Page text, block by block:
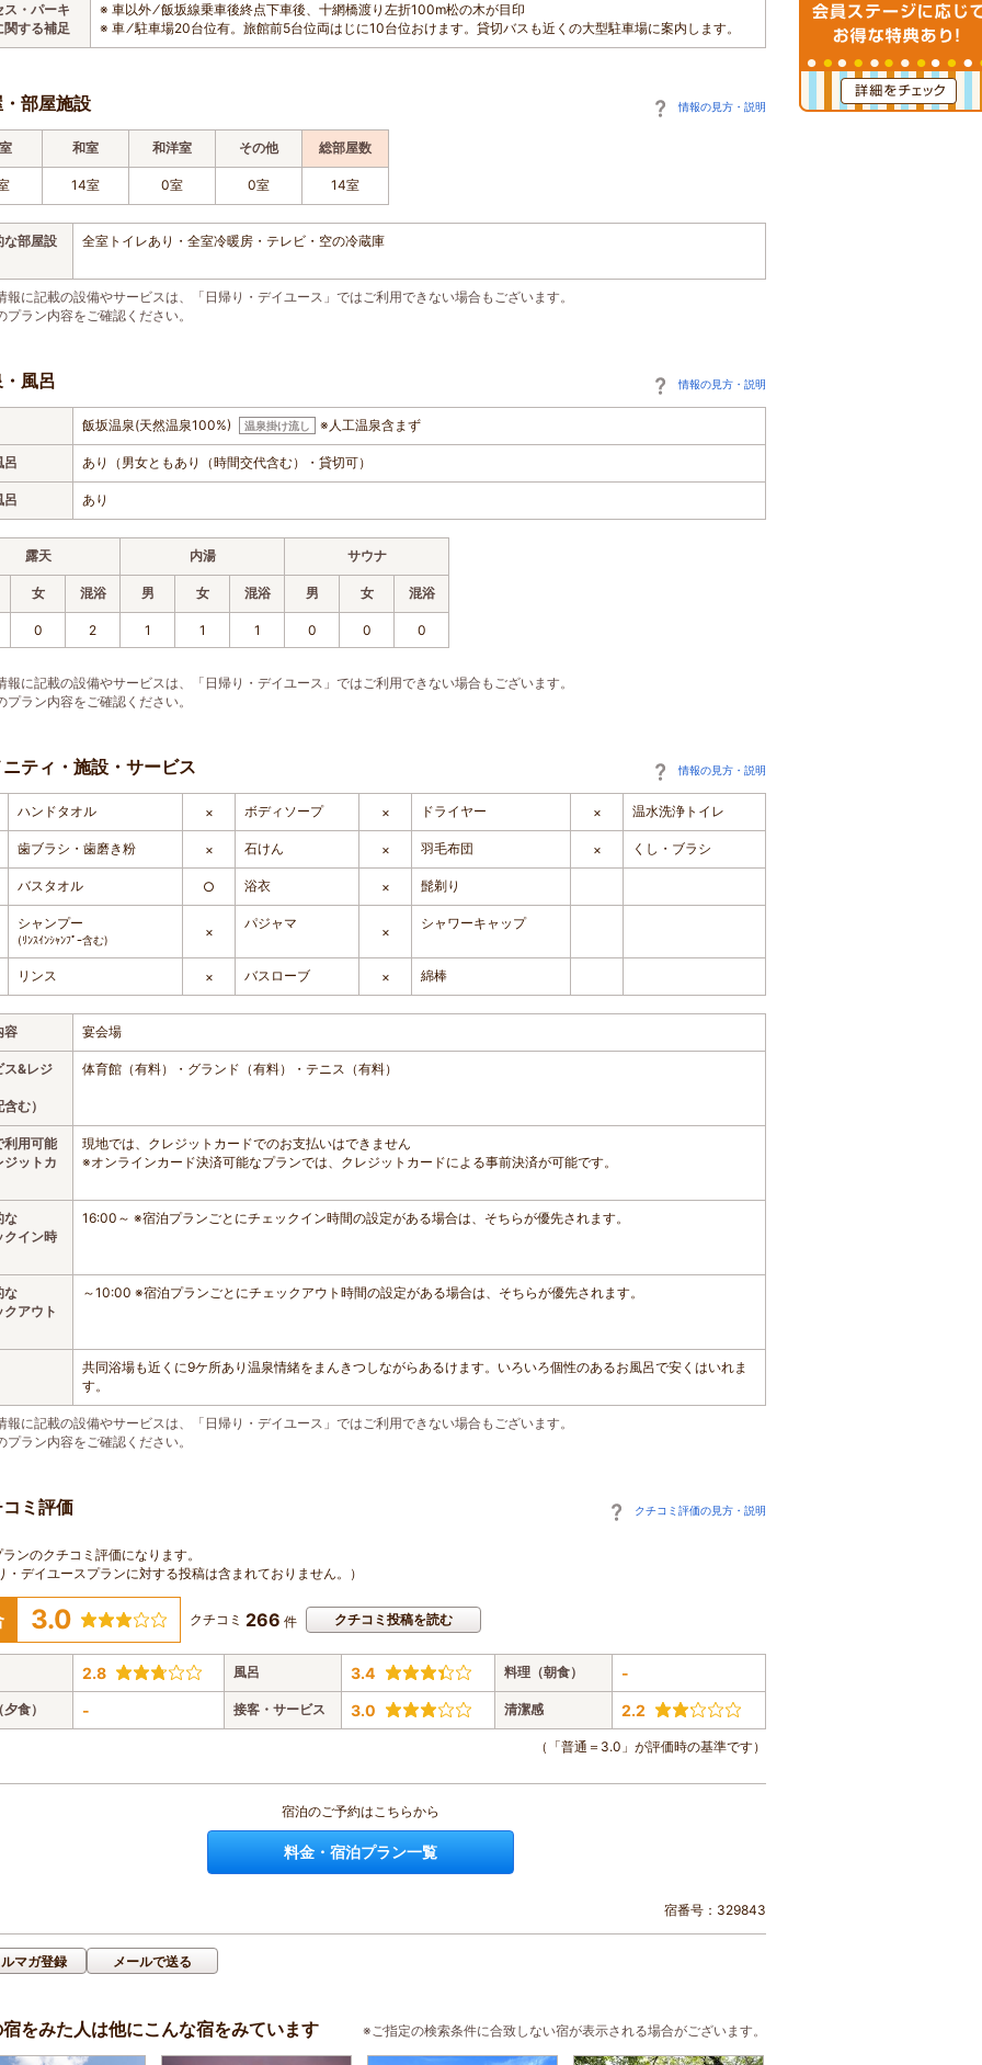
ス・パーキ
関する補足
※ 車以外 ⁄ 飯坂線乗車後終点下車後、十網橋渡り左折100m松の木が目印
※ 車 ⁄ 駐車場20台位有。旅館前5台位両はじに10台位おけます。貸切バスも近くの大型駐車場に案内します。
部屋施設 情報の見方・説明
和室 和洋室 その他 総部屋数
14室 0室 0室 14室
な部屋設
全室トイレあり・全室冷暖房・テレビ・空の冷蔵庫
報に記載の設備やサービスは、「日帰り・デイユース」ではご利用できない場合もございます。
プラン内容をご確認ください。
風呂 情報の見方・説明
飯坂温泉(天然温泉100%) 温泉掛け流し ※人工温泉含まず
呂 あり（男女ともあり（時間交代含む）・貸切可）
呂 あり
露天 内湯 サウナ
女 混浴 男 女 混浴 男 女 混浴
0 2 1 1 1 0 0 0
報に記載の設備やサービスは、「日帰り・デイユース」ではご利用できない場合もございます。
プラン内容をご確認ください。
ティ・施設・サービス 情報の見方・説明
ハンドタオル × ボディソープ × ドライヤー × 温水洗浄トイレ
歯ブラシ・歯磨き粉 × 石けん × 羽毛布団 × くし・ブラシ
バスタオル ○ 浴衣 × 髭剃り
シャンプー
(ﾘﾝｽｲﾝｼｬﾝﾌﾟｰ含む) ×
パジャマ
×
シャワーキャップ
リンス × バスローブ × 綿棒
容 宴会場
ス&レジ
含む）
体育館（有料）・グランド（有料）・テニス（有料）
利用可能
ジットカ
現地では、クレジットカードでのお支払いはできません
※オンラインカード決済可能なプランでは、クレジットカードによる事前決済が可能です。
な
クイン時
16:00～ ※宿泊プランごとにチェックイン時間の設定がある場合は、そちらが優先されます。
な
クアウト
～10:00 ※宿泊プランごとにチェックアウト時間の設定がある場合は、そちらが優先されます。
共同浴場も近くに9ケ所あり温泉情緒をまんきつしながらあるけます。いろいろ個性のあるお風呂で安くはいれま
す。
報に記載の設備やサービスは、「日帰り・デイユース」ではご利用できない場合もございます。
プラン内容をご確認ください。
ミ評価 クチコミ評価の見方・説明
ンのクチコミ評価になります。
・デイユースプランに対する投稿は含まれておりません。）
3.0 クチコミ 266 件 クチコミ投稿を読む
2.8 風呂 3.4 料理（朝食） -
食） - 接客・サービス 3.0 清潔感 2.2
（「普通＝3.0」が評価時の基準です）
宿泊のご予約はこちらから
料金・宿泊プラン一覧
宿番号：329843
マガ登録 メールで送る
宿をみた人は他にこんな宿をみています ※ご指定の検索条件に合致しない宿が表示される場合がございます。